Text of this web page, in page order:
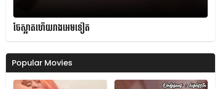
ចែស្អាតហើយរាងអេមទៀត
Popular Movies